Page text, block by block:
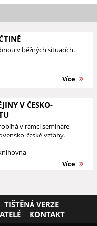
v běžných situacích.
Více
V ČESKO-
v rámci semináře
české vztahy.
Více
TIŠTĚNÁ VERZE
KONTAKT